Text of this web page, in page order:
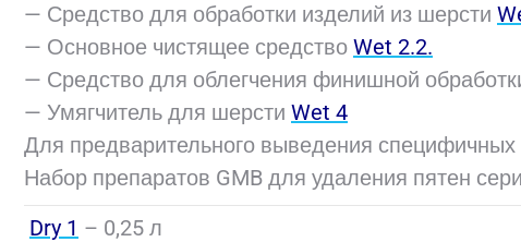
— Средство для обработки изделий из шерсти
— Основное чистящее средство Wet 2.2.
— Средство для облегчения финишной
— Умягчитель для шерсти Wet 4
Для предварительного выведения
Набор препаратов GMB для удаления пятен
Dry 1 – 0,25 л